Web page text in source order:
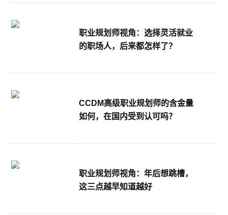
职业规划师视角：选择灵活就业
的职场人，后来都怎样了？
CCDM高级职业规划师的含金量
如何，在国内受到认可吗？
职业规划师视角：年后想跳槽，
这三点越早知道越好